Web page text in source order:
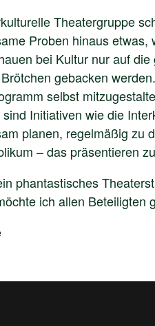
Theatergruppe
Proben hinaus etwas,
bei Kultur nur auf
gebacken
selbst
sind Initiativen wie die
planen, regelmäßig zu
– das präsentieren
phantastisches
ich allen Beteiligten